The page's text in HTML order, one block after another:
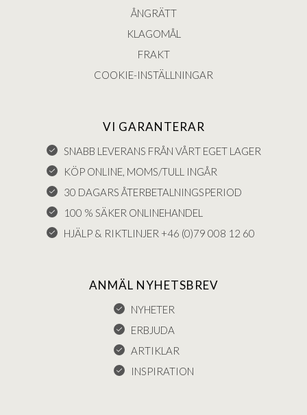
ÅNGRÄTT
KLAGOMÅL
FRAKT
COOKIE-INSTÄLLNINGAR
VI GARANTERAR
SNABB LEVERANS FRÅN VÅRT EGET LAGER
KÖP ONLINE, MOMS/TULL INGÅR
30 DAGARS ÅTERBETALNINGSPERIOD
100 % SÄKER ONLINEHANDEL
HJÄLP & RIKTLINJER +46 (0)79 008 12 60
ANMÄL NYHETSBREV
NYHETER
ERBJUDA
ARTIKLAR
INSPIRATION